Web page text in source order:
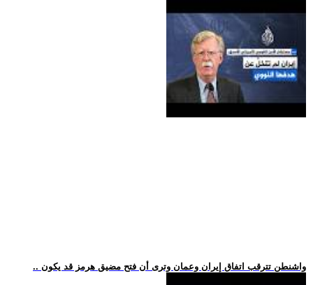
.. واشنطن تترقب اتفاق إيران وعمان وترى أن فتح مضيق هرمز قد يكون